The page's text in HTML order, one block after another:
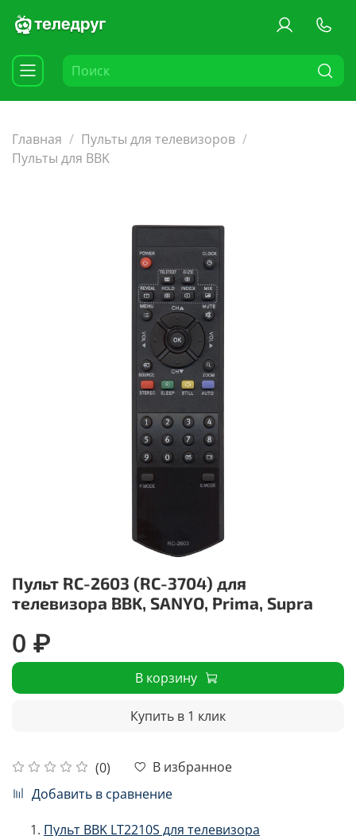
Главная
Пульты для телевизоров
Пульты для BBK
Пульт RC-2603 (RC-3704) для
телевизора BBK, SANYO, Prima, Supra
(0)
В избранное
Добавить в сравнение
0 ₽
В корзину
Купить в 1 клик
Пульт BBK LT2210S для телевизора